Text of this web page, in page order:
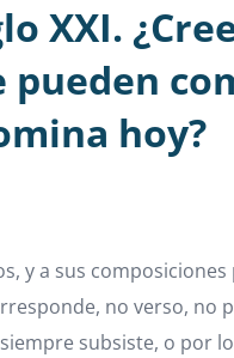
XXI.
hoy?
y a sus composiciones
no verso, no
subsiste, o por